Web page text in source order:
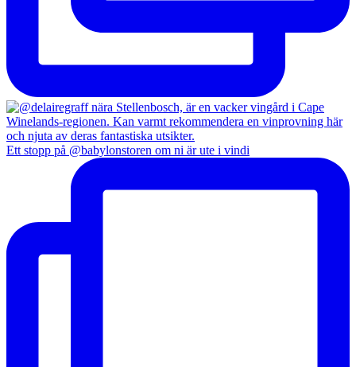
Ett stopp på @babylonstoren om ni är ute i vindi